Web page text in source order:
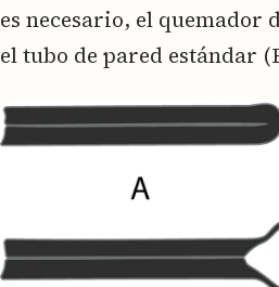
es necesario, el
el tubo de pared estándar